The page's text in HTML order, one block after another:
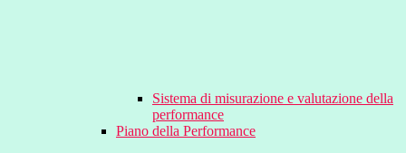
Sistema di misurazione e valutazione della
performance
Piano della Performance